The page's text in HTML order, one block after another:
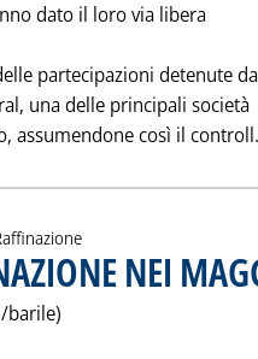
dato il loro via libera
partecipazioni detenute
una delle principali società
assumendone così il
NEI
barile)